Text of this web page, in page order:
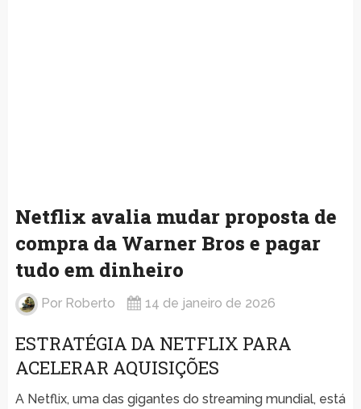
Netflix avalia mudar proposta de
compra da Warner Bros e pagar
tudo em dinheiro
Por Roberto 14 de janeiro de 2026
ESTRATÉGIA DA NETFLIX PARA
ACELERAR AQUISIÇÕES
A Netflix, uma das gigantes do streaming mundial, está